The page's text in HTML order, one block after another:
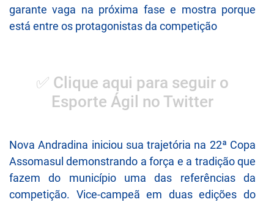
garante vaga na próxima fase e mostra porque
está entre os protagonistas da competição
✅ Clique aqui para seguir o
Esporte Ágil no Twitter
Nova Andradina iniciou sua trajetória na 22ª Copa
Assomasul demonstrando a força e a tradição que
fazem do município uma das referências da
competição. Vice-campeã em duas edições do